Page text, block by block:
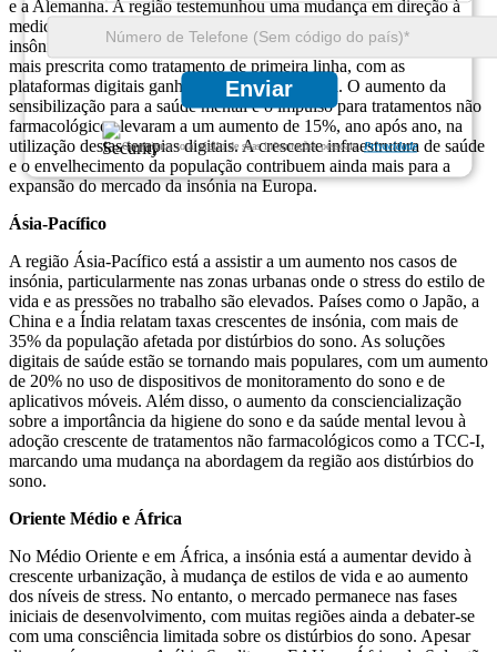
Enviar
Garantimos total sigilo de suas informações pessoais.Privacidade
e a Alemanha. A região testemunhou uma mudança em direção à
medicina personalizada e soluções digitais de saúde para controlar a
insônia. A terapia cognitivo-comportamental (TCC-I) é cada vez
mais prescrita como tratamento de primeira linha, com as
plataformas digitais ganhando força substancial. O aumento da
sensibilização para a saúde mental e o impulso para tratamentos não
farmacológicos levaram a um aumento de 15%, ano após ano, na
utilização destas terapias digitais. A crescente infraestrutura de saúde
e o envelhecimento da população contribuem ainda mais para a
expansão do mercado da insónia na Europa.
Ásia-Pacífico
A região Ásia-Pacífico está a assistir a um aumento nos casos de
insónia, particularmente nas zonas urbanas onde o stress do estilo de
vida e as pressões no trabalho são elevados. Países como o Japão, a
China e a Índia relatam taxas crescentes de insónia, com mais de
35% da população afetada por distúrbios do sono. As soluções
digitais de saúde estão se tornando mais populares, com um aumento
de 20% no uso de dispositivos de monitoramento do sono e de
aplicativos móveis. Além disso, o aumento da consciencialização
sobre a importância da higiene do sono e da saúde mental levou à
adoção crescente de tratamentos não farmacológicos como a TCC-I,
marcando uma mudança na abordagem da região aos distúrbios do
sono.
Oriente Médio e África
No Médio Oriente e em África, a insónia está a aumentar devido à
crescente urbanização, à mudança de estilos de vida e ao aumento
dos níveis de stress. No entanto, o mercado permanece nas fases
iniciais de desenvolvimento, com muitas regiões ainda a debater-se
com uma consciência limitada sobre os distúrbios do sono. Apesar